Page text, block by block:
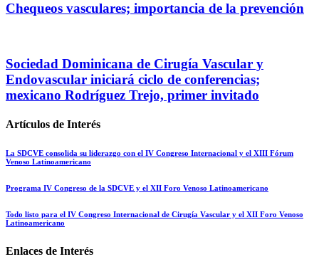
Chequeos vasculares; importancia de la prevención
Sociedad Dominicana de Cirugía Vascular y
Endovascular iniciará ciclo de conferencias;
mexicano Rodríguez Trejo, primer invitado
Artículos de Interés
La SDCVE consolida su liderazgo con el IV Congreso Internacional y el XIII Fórum
Venoso Latinoamericano
Programa IV Congreso de la SDCVE y el XII Foro Venoso Latinoamericano
Todo listo para el IV Congreso Internacional de Cirugía Vascular y el XII Foro Venoso
Latinoamericano
Enlaces de Interés